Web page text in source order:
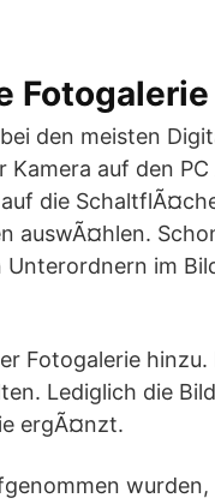
Fotogalerie
den meisten
Kamera auf den
die
auswÃ¤hlen.
im
Fotogalerie
Lediglich die
ergÃ¤nzt.